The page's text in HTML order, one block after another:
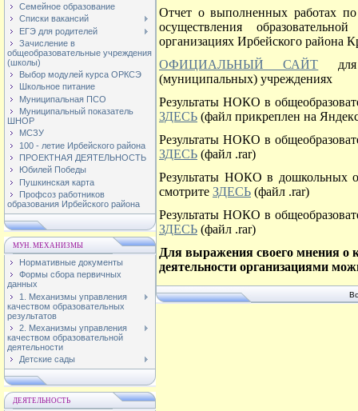
Семейное образование
Списки вакансий
ЕГЭ для родителей
Зачисление в
общеобразовательные учреждения
(школы)
Выбор модулей курса ОРКСЭ
Школьное питание
Муниципальная ПСО
Муниципальный показатель
ШНОР
МСЗУ
100 - летие Ирбейского района
ПРОЕКТНАЯ ДЕЯТЕЛЬНОСТЬ
Юбилей Победы
Пушкинская карта
Профсоз работников
образования Ирбейского района
МУН. МЕХАНИЗМЫ
Нормативные документы
Формы сбора первичных
данных
1. Механизмы управления
качеством образовательных
результатов
2. Механизмы управления
качеством образовательной
деятельности
Детские сады
ДЕЯТЕЛЬНОСТЬ
Отчет о выполненных работах
осуществления
организациях Ирбейского района
ОФИЦИАЛЬНЫЙ САЙТ для
(муниципальных) учреждениях
Результаты НОКО в
ЗДЕСЬ (файл прикреплен на
Результаты НОКО в
ЗДЕСЬ (файл .rar)
Результаты НОКО в дошкольных
смотрите ЗДЕСЬ (файл .rar)
Результаты НОКО в
ЗДЕСЬ (файл .rar)
Для выражения своего мнения о
деятельности организациями